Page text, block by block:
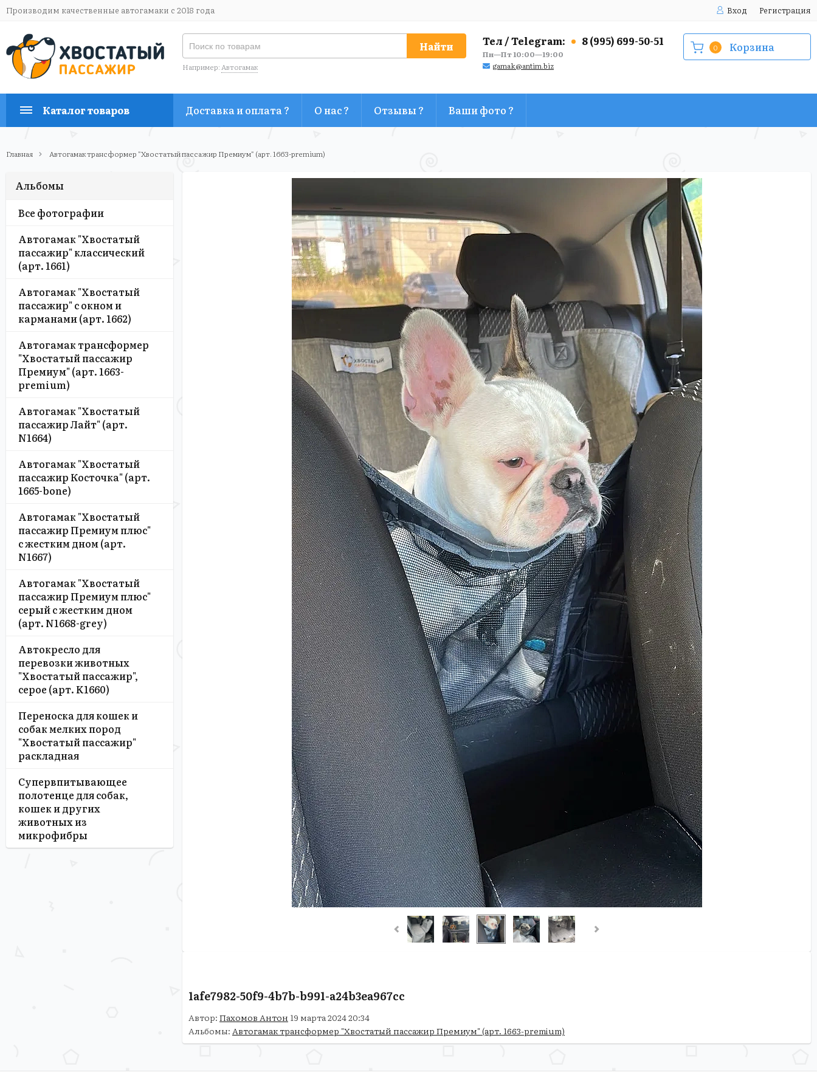
Производим качественные автогамаки с 2018 года Вход Регистрация
Тел / Telegram: 8 (995) 699-50-51
Пн—Пт 10:00—19:00
gamak@antim.biz
Найти
Например:Автогамак
0 Корзина
Каталог товаров Доставка и оплата ? О нас ? Отзывы ? Ваши фото ?
Главная Автогамак трансформер "Хвостатый пассажир Премиум" (арт. 1663-premium)
Альбомы
Все фотографии
Автогамак "Хвостатый
пассажир" классический
(арт. 1661)
Автогамак "Хвостатый
пассажир" с окном и
карманами (арт. 1662)
Автогамак трансформер
"Хвостатый пассажир
Премиум" (арт. 1663-
premium)
Автогамак "Хвостатый
пассажир Лайт" (арт.
N1664)
Автогамак "Хвостатый
пассажир Косточка" (арт.
1665-bone)
Автогамак "Хвостатый
пассажир Премиум плюс"
с жестким дном (арт.
N1667)
Автогамак "Хвостатый
пассажир Премиум плюс"
серый с жестким дном
(арт. N1668-grey)
Автокресло для
перевозки животных
"Хвостатый пассажир",
серое (арт. K1660)
Переноска для кошек и
собак мелких пород
"Хвостатый пассажир"
раскладная
Супервпитывающее
полотенце для собак,
кошек и других
животных из
микрофибры
1afe7982-50f9-4b7b-b991-a24b3ea967cc
Автор: Пахомов Антон 19 марта 2024 20:34
Альбомы: Автогамак трансформер "Хвостатый пассажир Премиум" (арт. 1663-premium)